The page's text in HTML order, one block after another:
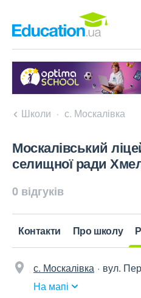
Школи с. Москалівка
Москалівський
селищної ради
0 відгуків
Контакти Про школу
с. Москалівка
вул.
На мапі